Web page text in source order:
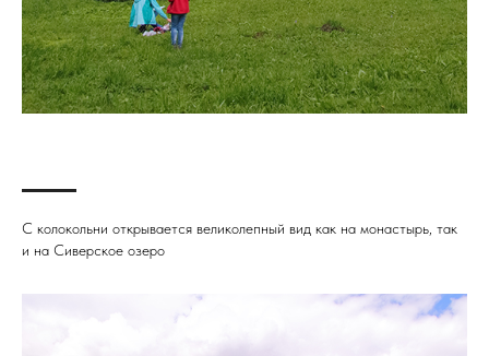
С колокольни открывается великолепный вид как на монастырь, так
и на Сиверское озеро